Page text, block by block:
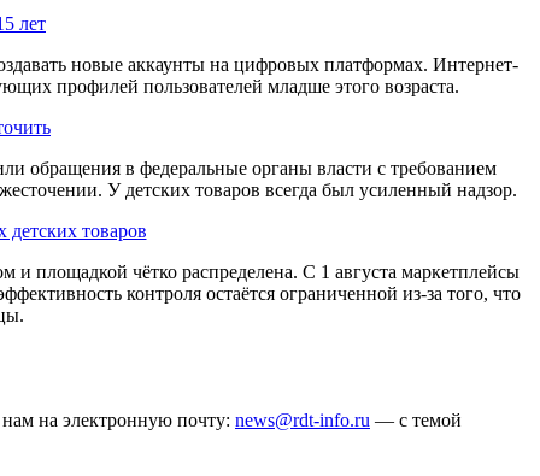
лет
новые аккаунты на цифровых платформах. Интернет-
профилей пользователей младше этого возраста.
обращения в федеральные органы власти с требованием
У детских товаров всегда был усиленный надзор.
товаров
и площадкой чётко распределена. С 1 августа маркетплейсы
контроля остаётся ограниченной из-за того, что
нам на электронную почту: news@rdt-info.ru — с темой